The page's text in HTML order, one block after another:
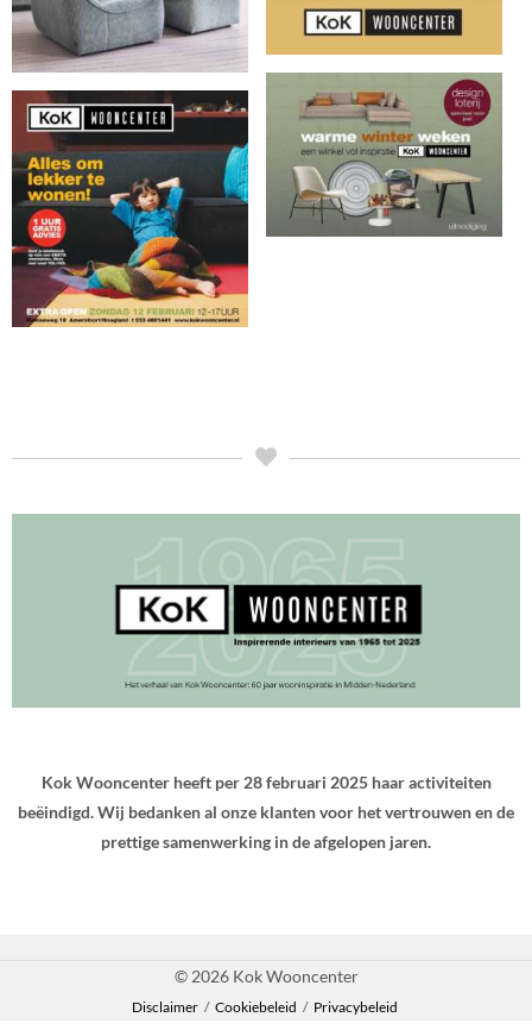
Kok Wooncenter heeft per 28 februari 2025 haar activiteiten
beëindigd. Wij bedanken al onze klanten voor het vertrouwen en de
prettige samenwerking in de afgelopen jaren.
© 2026 Kok Wooncenter
Disclaimer / Cookiebeleid / Privacybeleid